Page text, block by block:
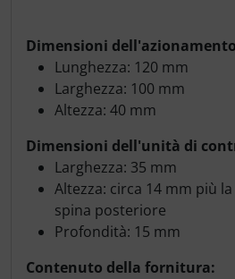
Dimensioni
Lunghezza: 120 mm
Larghezza: 100 mm
Altezza: 40 mm
Dimensioni dell'unità di
Larghezza: 35 mm
Altezza: circa 14 mm più
spina posteriore
Profondità: 15 mm
Contenuto della fornitura: